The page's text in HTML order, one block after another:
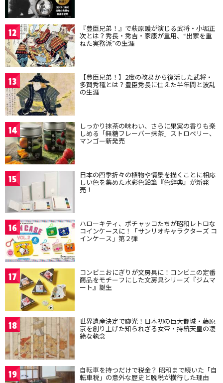
12 『豊臣兄弟！』で萩原護が演じる武将・小堀正
次とは？秀長・秀吉・家康が重用、“出家を重
ねた実務派”の生涯
13 【豊臣兄弟！】2度の改易から復活した武将・
多賀秀種とは？豊臣秀長に仕えた半年間と波乱
の生涯
14 しっかり抹茶の味わい、さらに果実の香りも楽
しめる「無糖フレーバー抹茶」ストロベリー、
マンゴー新発売
15 日本の四季折々の植物や情景を描くことに相応
しい色を集めた水彩色鉛筆『色辞典』が新発
売！
16 ハローキティ、ポチャッコたちが昭和レトロな
コインケースに！「サンリオキャラクターズ コ
インケース」第２弾
17 コンビニおにぎりが文房具に！コンビニの定番
商品をモチーフにした文房具シリーズ『ジムマ
ート』誕生
18 世界遺産決定で脚光！日本初の巨大都城・藤原
京を創り上げた知られざる女帝・持統天皇の凄
絶な執念
19 自転車を持つだけで税金？ 昭和まで続いた「自
転車税」の意外な歴史と脱税が横行した理由